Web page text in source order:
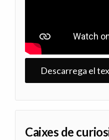
Descarrega el
Caixes de